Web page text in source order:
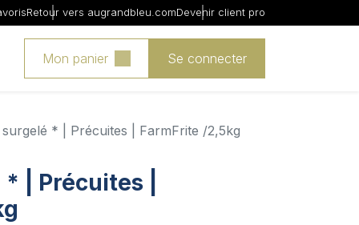
Retour vers augrandbleu.comDevenir client pro
Mon panier Se connecter
* | Précuites | FarmFrite /2,5kg
| Précuites |